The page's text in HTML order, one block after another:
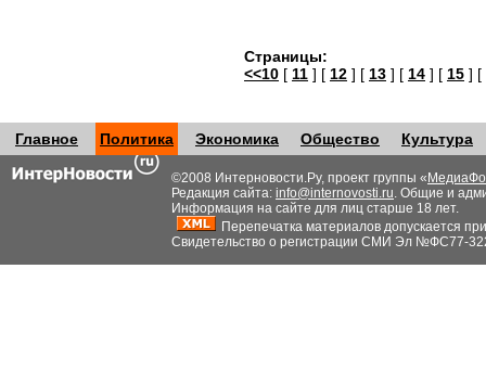
Страницы:
<<10 [ 11 ] [ 12 ] [ 13 ] [ 14 ] [ 15 ] [
Главное Политика Экономика Общество Культура
©2008 Интерновости.Ру, проект группы «
Редакция сайта: info@internovosti.ru. Общие и
Информация на сайте для лиц старше 18 лет.
Перепечатка материалов допускается
Свидетельство о регистрации СМИ Эл №ФС77-